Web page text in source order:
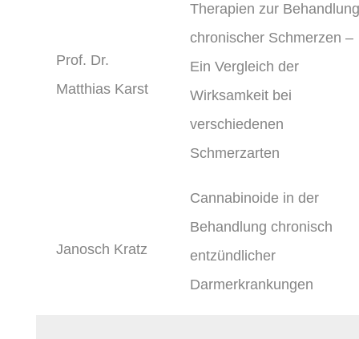
Prof. Dr.
Matthias Karst
Therapien zur Behandlung
chronischer Schmerzen –
Ein Vergleich der
Wirksamkeit bei
verschiedenen
Schmerzarten
Janosch Kratz
Cannabinoide in der
Behandlung chronisch
entzündlicher
Darmerkrankungen